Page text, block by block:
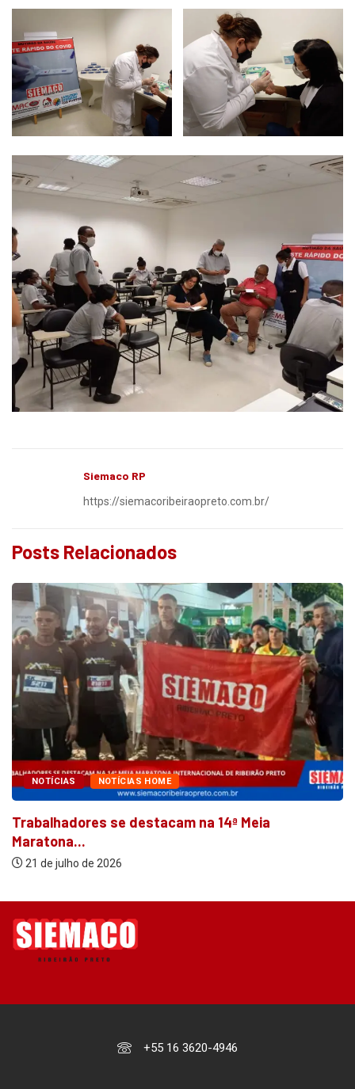
Siemaco RP
https://siemacoribeiraopreto.com.br/
Posts Relacionados
NOTÍCIAS NOTÍCIAS HOME
Trabalhadores se destacam na 14ª Meia
Maratona...
21 de julho de 2026
+55 16 3620-4946